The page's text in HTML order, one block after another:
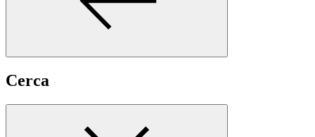
Cerca